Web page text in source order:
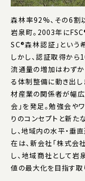
森林率92%、その6割
岩泉町。2003年に
SC®森林認証」という
しかし、認証取得か
流通量の増加はわずか
る体制整備に動き出し
材産業の関係者が幅広
会」を発足。勉強会や
りのコンセプトと新た
し、地域内の水平・垂
在は、新会社「株式会
し、地域商社として
値の最大化を目指す取